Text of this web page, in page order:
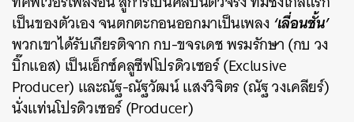
เป็นของตัวเอง จนตกตะกอนออกมาเป็นเพลง‘เลื่อนชั้น’
พวกเขาได้รับเกียรติจาก กบ-ขจรเดช พรมรักษา (กบ วง
บิ๊กแอส) เป็นเอ็กซ์คลูซีฟโปรดิวเซอร์ (Exclusive
Producer) และณัฐ-ณัฐวัฒน์ แสงวิจิตร (ณัฐ วงเคลียร์)
นั่งแท่นโปรดิวเซอร์ (Producer)